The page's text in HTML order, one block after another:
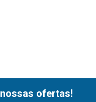
ofertas!